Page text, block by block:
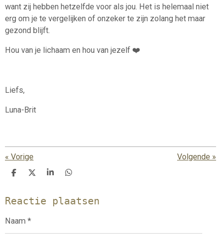
want zij hebben hetzelfde voor als jou. Het is helemaal niet
erg om je te vergelijken of onzeker te zijn zolang het maar
gezond blijft.
Hou van je lichaam en hou van jezelf ❤️
Liefs,
Luna-Brit
« Vorige Volgende »
D
e
D
l
S
e
D
e
Reactie plaatsen
Naam *